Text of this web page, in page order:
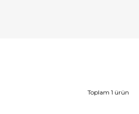
Toplam 1 ürün